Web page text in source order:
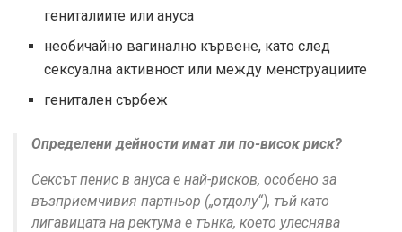
гениталиите или ануса
необичайно вагинално кървене, като след
сексуална активност или между менструациите
генитален сърбеж
Определени дейности имат ли по-висок риск?
Сексът пенис в ануса е най-рисков, особено за
възприемчивия партньор („отдолу“), тъй като
лигавицата на ректума е тънка, което улеснява